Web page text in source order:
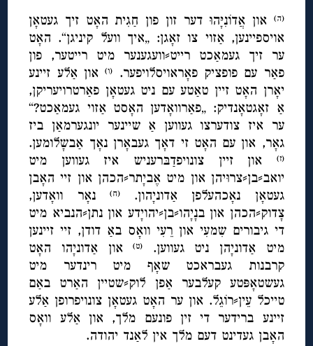
(ה) און אֲדוֹנִיָּהוּ דער זון פון חַגִית האָט זיך געטאָן
אויספיינען, אַזוי צו זאָגן: „איך וועל קיניגן“. האָט
ער זיך געמאַכט רייט⸗וועגענער מיט רייטער, פון
פאַר עם פופציק פאָראויסלויפער.
(ו)און אַלע זיינע
יאָרן האָט זיין טאַטע עם ניט געטאָן פאַרטרויעריקן,
אַ זאָגטאָנדיק: „פאַרוואָדען האָסט אַזוי געמאַכט?“
ער איז צודערצו געווען אַ שיינער יונגערמאַן ביז
גאָר, און עם האָט זי דאָך געבאָרן נאָך אַבשָלומען.
(ז)
און זיין צונויפדַבּרעניש איז געווען מיט
יואב⸗בן⸗צרוּיהן און מיט אֶביָתר⸗הכהן און זיי האָבן
געטאָן נאָכהעלפן אַדוניָהון.(ח)
נאָר וואָדען,
צָדוק⸗הכהן און בנָיָהו⸗בן⸗יהויָדע און נתן⸗הנביא מיט
די גיבורים שִמעִי און רֵעִי וואָס באַ דודן, זיי זיינען
מיט אַדוניָהן ניט געווען.
(ט)און אַדוניָהו האָט
קרבנות געבראכט שאָף מיט רינדער מיט
געשטאָפּטע קעלבער אַפן לוק⸗שטיין האַרט באַם
טייכל עֵין⸗רוֹגֵל. און ער האָט געטאָן צונויפרופן אַלע
זיינע ברידער די זין פונעם מלך, און אַלע וואָס
האָבן געדינט דעם מלך אין לאַנד יהודה.